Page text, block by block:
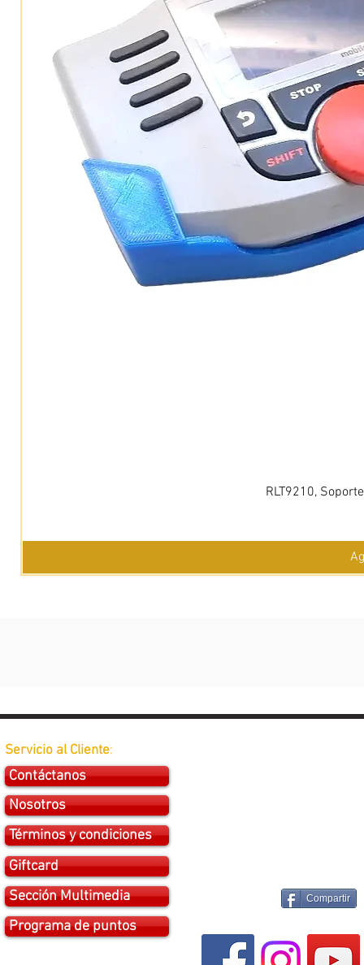
RLT9210,
Servicio al Cliente:
Contáctanos
Nosotros
Términos y condiciones
Giftcard
Sección Multimedia
Programa de puntos
Compartir